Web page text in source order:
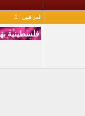
المراقبين : 1